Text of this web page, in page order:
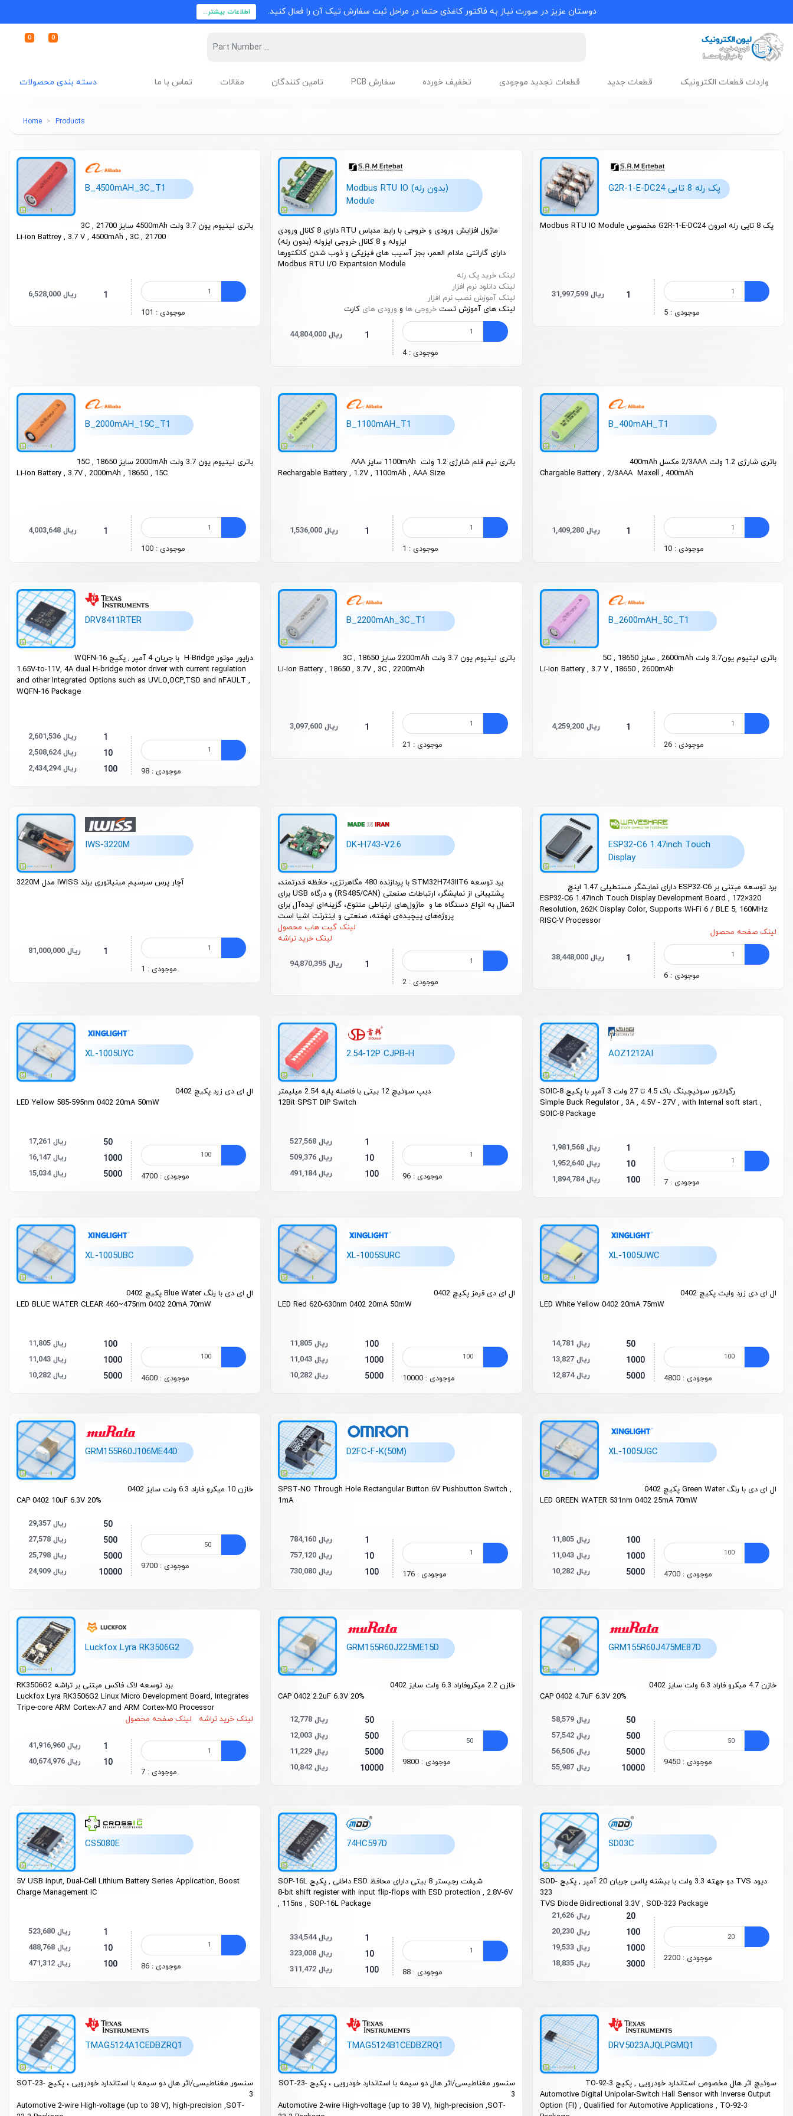
دوستان عزیز در صورت نیاز به فاکتور کاغذی حتما در مراحل ثبت سفارش تیک آن را فعال کنید. اطلاعات بیشتر...
0 0
دسته بندی محصولات واردات قطعات الکترونیک قطعات جدید قطعات تجدید موجودی تخفیف خورده سفارش PCB تامین کنندگان مقالات تماس با ما
Home Products
پک رله 8 تایی G2R-1-E-DC24
پک 8 تایی رله امرون G2R-1-E-DC24 مخصوص Modbus RTU IO Module
1
31,997,599 ریال
موجودی : 5
(بدون رله) Modbus RTU IO
Module
ماژول افزایش ورودی و خروجی با رابط مدباس RTU دارای 8 کانال ورودی
ایزوله و 8 کانال خروجی ایزوله (بدون رله)
دارای گارانتی مادام العمر، بجز آسیب های فیزیکی و ذوب شدن کانکتورها
Modbus RTU I/O Expantsion Module
لینک خرید پک رله
لینک دانلود نرم افزار
لینک آموزش نصب نرم افزار
لینک های آموزش تستخروجی ها و ورودی های کارت
1
44,804,000 ریال
موجودی : 4
B_4500mAH_3C_T1
باتری لیتیوم یون 3.7 ولت 4500mAh سایز 21700 , 3C
Li-ion Battrey , 3.7 V , 4500mAh , 3C , 21700
1
6,528,000 ریال
موجودی : 101
B_400mAH_T1
باتری شارژی 1.2 ولت 2/3AAA مکسل 400mAh
Chargable Battery , 2/3AAA Maxell , 400mAh
1
1,409,280 ریال
موجودی : 10
B_1100mAH_T1
باتری نیم قلم شارژی 1.2 ولت 1100mAh سایز AAA
Rechargable Battery , 1.2V , 1100mAh , AAA Size
1
1,536,000 ریال
موجودی : 1
B_2000mAH_15C_T1
باتری لیتیوم یون 3.7 ولت 2000mAh سایز 18650 , 15C
Li-ion Battery , 3.7V , 2000mAh , 18650 , 15C
1
4,003,648 ریال
موجودی : 100
B_2600mAH_5C_T1
باتری لیتیوم یون3.7 ولت 2600mAh , سایز 18650 , 5C
Li-ion Battery , 3.7 V , 18650 , 2600mAh
1
4,259,200 ریال
موجودی : 26
B_2200mAh_3C_T1
باتری لیتیوم یون 3.7 ولت 2200mAh سایز 18650 , 3C
Li-ion Battery , 18650 , 3.7V , 3C , 2200mAh
1
3,097,600 ریال
موجودی : 21
DRV8411RTER
درایور موتور H-Bridge با جریان 4 آمپر , پکیج WQFN-16
1.65V-to-11V, 4A dual H-bridge motor driver with current regulation
and other Integrated Options such as UVLO,OCP,TSD and nFAULT ,
WQFN-16 Package
1 2,601,536 ریال
10 2,508,624 ریال
100 2,434,294 ریال موجودی : 98
ESP32-C6 1.47inch Touch
Display
برد توسعه مبتنی بر ESP32-C6 دارای نمایشگر مستطیلی 1.47 اینچ
ESP32-C6 1.47inch Touch Display Development Board , 172×320
Resolution, 262K Display Color, Supports Wi-Fi 6 / BLE 5, 160MHz
RISC-V Processor
لینک صفحه محصول
1
38,448,000 ریال
موجودی : 6
DK-H743-V2.6
برد توسعه STM32H743IIT6
با پردازنده 480 مگاهرتزی، حافظه قدرتمند،
پشتیبانی از نمایشگر، ارتباطات صنعتی(RS485/CAN)
و درگاه USB برای
اتصال به انواع دستگاه ها و ماژول‌های ارتباطی متنوع، گزینه‌ای ایده‌آل برای
پروژه‌های پیچیده‌ی نهفته، صنعتی و اینترنت اشیا است
لینک گیت هاب محصول
لینک خرید تراشه
1
94,870,395 ریال
موجودی : 2
IWS-3220M
آچار پرس سرسیم مینیاتوری برند IWISS مدل 3220M
1
81,000,000 ریال
موجودی : 1
AOZ1212AI
رگولاتور سوئیچینگ باک 4.5 تا 27 ولت 3 آمپر با پکیج SOIC-8
Simple Buck Regulator , 3A , 4.5V - 27V , with Internal soft start ,
SOIC-8 Package
1 1,981,568 ریال
10 1,952,640 ریال
100 1,894,784 ریال موجودی : 7
2.54-12P CJPB-H
دیپ سوئیچ 12 بیتی با فاصله پایه 2.54 میلیمتر
12Bit SPST DIP Switch
1 527,568 ریال
10 509,376 ریال
100 491,184 ریال موجودی : 96
XL-1005UYC
ال ای دی زرد پکیچ 0402
LED Yellow 585-595nm 0402 20mA 50mW
50 17,261 ریال
1000 16,147 ریال
5000 15,034 ریال موجودی : 4700
XL-1005UWC
ال ای دی زرد وایت پکیچ 0402
LED White Yellow 0402 20mA 75mW
50 14,781 ریال
1000 13,827 ریال
5000 12,874 ریال موجودی : 4800
XL-1005SURC
ال ای دی قرمز پکیچ 0402
LED Red 620-630nm 0402 20mA 50mW
100 11,805 ریال
1000 11,043 ریال
5000 10,282 ریال موجودی : 10000
XL-1005UBC
ال ای دی با رنگ Blue Water پکیچ 0402
LED BLUE WATER CLEAR 460~475nm 0402 20mA 70mW
100 11,805 ریال
1000 11,043 ریال
5000 10,282 ریال موجودی : 4600
XL-1005UGC
ال ای دی با رنگ Green Water پکیچ 0402
LED GREEN WATER 531nm 0402 25mA 70mW
100 11,805 ریال
1000 11,043 ریال
5000 10,282 ریال موجودی : 4700
D2FC-F-K(50M)
SPST-NO Through Hole Rectangular Button 6V Pushbutton Switch ,
1mA
1 784,160 ریال
10 757,120 ریال
100 730,080 ریال موجودی : 176
GRM155R60J106ME44D
خازن 10 میکرو فاراد 6.3 ولت سایز 0402
CAP 0402 10uF 6.3V 20%
50 29,357 ریال
500 27,578 ریال
5000 25,798 ریال
10000 24,909 ریال موجودی : 9700
GRM155R60J475ME87D
خازن 4.7 میکرو فاراد 6.3 ولت سایز 0402
CAP 0402 4.7uF 6.3V 20%
50 58,579 ریال
500 57,542 ریال
5000 56,506 ریال
10000 55,987 ریال موجودی : 9450
GRM155R60J225ME15D
خازن 2.2 میکروفاراد 6.3 ولت سایز 0402
CAP 0402 2.2uF 6.3V 20%
50 12,778 ریال
500 12,003 ریال
5000 11,229 ریال
10000 10,842 ریال موجودی : 9800
Luckfox Lyra RK3506G2
برد توسعه لاک فاکس مبتنی بر تراشه RK3506G2
Luckfox Lyra RK3506G2 Linux Micro Development Board, Integrates
Tripe-core ARM Cortex-A7 and ARM Cortex-M0 Processor
لینک خرید تراشه
لینک صفحه محصول
1 41,916,960 ریال
10
40,674,976 ریال
موجودی : 7
SD03C
دیود TVS دو جهته 3.3 ولت با بیشنه پالس جریان 20 آمپر , پکیج SOD-
323
TVS Diode Bidirectional 3.3V , SOD-323 Package
20 21,626 ریال
100 20,230 ریال
1000 19,533 ریال
3000 18,835 ریال موجودی : 2200
74HC597D
شیفت رجیستر 8 بیتی دارای محافظ ESD داخلی , پکیج SOP-16L
8-bit shift register with input flip-flops with ESD protection , 2.8V-6V
, 115ns , SOP-16L Package
1 334,544 ریال
10 323,008 ریال
100 311,472 ریال موجودی : 88
CS5080E
5V USB Input, Dual-Cell Lithium Battery Series Application, Boost
Charge Management IC
1 523,680 ریال
10 488,768 ریال
100 471,312 ریال موجودی : 86
DRV5023AJQLPGMQ1
سوئیچ اثر هال مخصوص استاندارد خودرویی , پکیج TO-92-3
Automotive Digital Unipolar-Switch Hall Sensor with Inverse Output
Option (FI) , Qualified for Automotive Applications , TO-92-3
TMAG5124B1CEDBZRQ1
سنسور مغناطیسی/اثر هال دو سیمه با استاندارد خودرویی ، پکیج SOT-23-
3
Automotive 2-wire High-voltage (up to 38 V), high-precision ,SOT-
TMAG5124A1CEDBZRQ1
سنسور مغناطیسی/اثر هال دو سیمه با استاندارد خودرویی ، پکیج SOT-23-
3
Automotive 2-wire High-voltage (up to 38 V), high-precision ,SOT-